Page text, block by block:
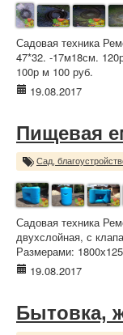
Садовая техника
47*32. -17м18см.
100р м 100 руб.
19.08.2017
Пищевая
Сад,
Садовая техника
двухслойная, с
Размерами:
19.08.2017
Бытовка,